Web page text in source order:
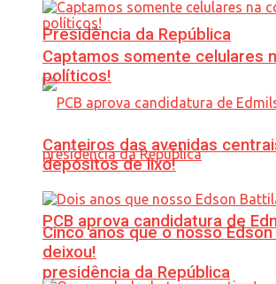
Presidência da República
PCB aprova candidatura de
presidência da República
Captamos somente celulares
políticos!
Canteiros das avenidas
depósitos de lixo!
Cinco anos que o nosso
deixou!